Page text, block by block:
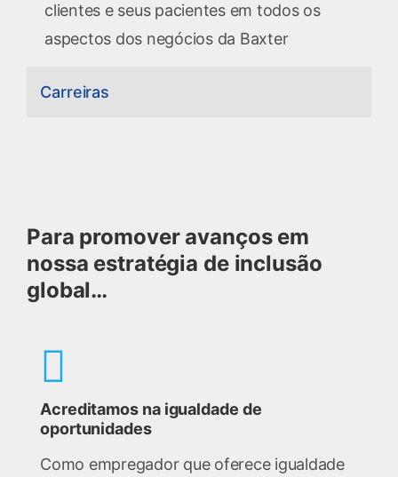
Carreiras
clientes e seus pacientes em todos os
aspectos dos negócios da Baxter
Para promover avanços em
nossa estratégia de inclusão
global…
Acreditamos na igualdade de
oportunidades
Como empregador que oferece igualdade